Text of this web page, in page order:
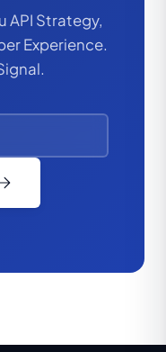
API Strategy,
Experience.